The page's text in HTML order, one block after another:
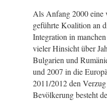
Als Anfang 2000 eine
geführte Koalition an
Integration in
vieler Hinsicht über
Bulgarien und
und 2007 in die
2011/2012 den
Bevölkerung besteht